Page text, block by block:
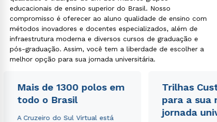
educacionais de ensino superior do Brasil. Nosso
compromisso é oferecer ao aluno qualidade de ensino com
métodos inovadores e docentes especializados, além de
infraestrutura moderna e diversos cursos de graduação e
pós-graduação. Assim, você tem a liberdade de escolher a
melhor opção para sua jornada universitária.
Mais de 1300 polos em
todo o Brasil
A Cruzeiro do Sul Virtual está
Trilhas
para a sua
jornada